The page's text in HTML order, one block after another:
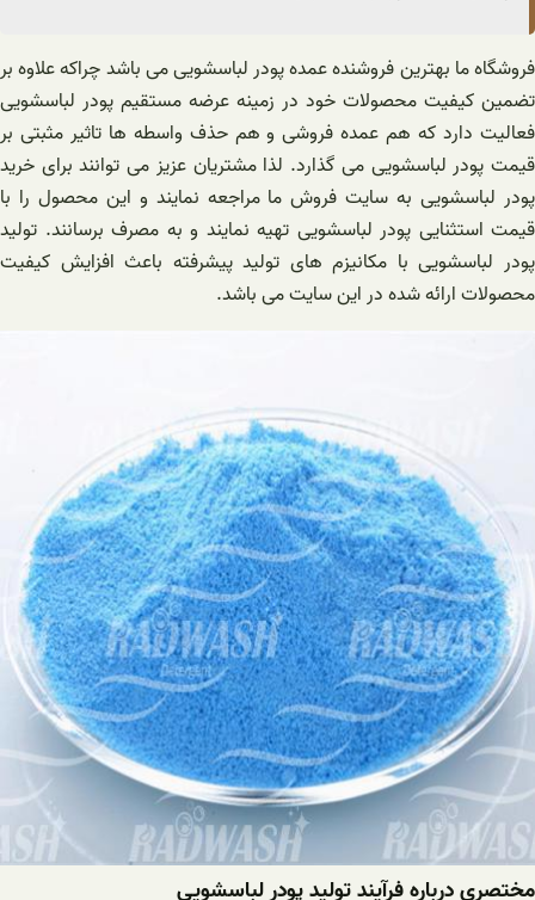
فروشگاه ما بهترین فروشنده عمده پودر لباسشویی می باشد چراکه علاوه بر
تضمین کیفیت محصولات خود در زمینه عرضه مستقیم پودر لباسشویی
فعالیت دارد که هم عمده فروشی و هم حذف واسطه ها تاثیر مثبتی بر
قیمت پودر لباسشویی می گذارد. لذا مشتریان عزیز می توانند برای خرید
پودر لباسشویی به سایت فروش ما مراجعه نمایند و این محصول را با
قیمت استثنایی پودر لباسشویی تهیه نمایند و به مصرف برسانند. تولید
پودر لباسشویی با مکانیزم های تولید پیشرفته باعث افزایش کیفیت
محصولات ارائه شده در این سایت می باشد.
مختصری درباره فرآیند تولید پودر لباسشویی